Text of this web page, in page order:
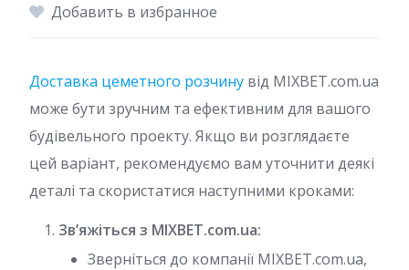
Добавить в избранное
Доставка цеметного розчину від MIXBET.com.ua
може бути зручним та ефективним для вашого
будівельного проекту. Якщо ви розглядаєте
цей варіант, рекомендуємо вам уточнити деякі
деталі та скористатися наступними кроками:
Зв’яжіться з MIXBET.com.ua:
Зверніться до компанії MIXBET.com.ua,